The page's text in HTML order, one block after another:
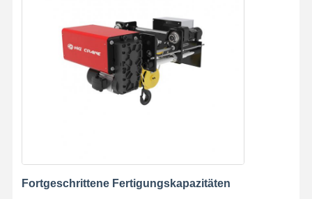
Fortgeschrittene Fertigungskapazitäten